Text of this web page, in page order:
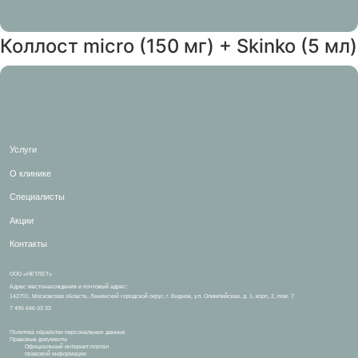
Коллост micro (150 мг) + Skinko (5 мл)
Услуги
О клинике
Специалисты
Акции
Контакты
ООО «НЕТЛЕТ»
Адрес местонахождения и почтовый адрес:
142701, Московская область, Ленинский городской округ, г. Видное, ул. Олимпийская, д. 1, корп, 2, пом. 7
7 495 646 03 33
Политика обработки персональных данных
Правовые документы
Официальный интернет-портал
правовой информации